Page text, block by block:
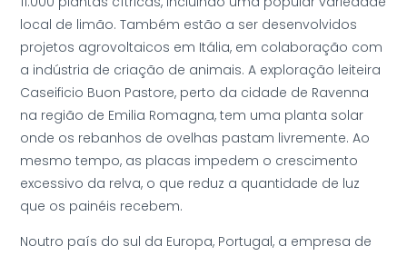
local de limão. Também estão a ser desenvolvidos
projetos agrovoltaicos em Itália, em colaboração com
a indústria de criação de animais. A exploração leiteira
Caseificio Buon Pastore, perto da cidade de Ravenna
na região de Emilia Romagna, tem uma planta solar
onde os rebanhos de ovelhas pastam livremente. Ao
mesmo tempo, as placas impedem o crescimento
excessivo da relva, o que reduz a quantidade de luz
que os painéis recebem.
Noutro país do sul da Europa, Portugal, a empresa de